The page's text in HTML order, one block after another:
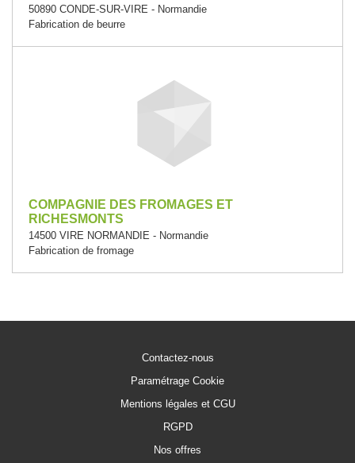
50890 CONDE-SUR-VIRE - Normandie
Fabrication de beurre
COMPAGNIE DES FROMAGES ET
RICHESMONTS
14500 VIRE NORMANDIE - Normandie
Fabrication de fromage
Contactez-nous
Paramétrage Cookie
Mentions légales et CGU
RGPD
Nos offres